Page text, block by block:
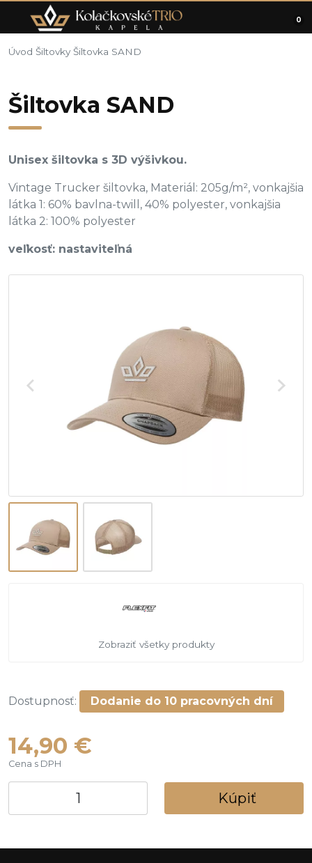
0
Úvod Šiltovky Šiltovka SAND
Zobraziť všetky produkty
Šiltovka SAND
Unisex šiltovka s 3D výšivkou.
Vintage Trucker šiltovka, Materiál: 205g/m², vonkajšia
látka 1: 60% bavlna-twill, 40% polyester, vonkajšia
látka 2: 100% polyester
veľkosť: nastaviteľná
Dostupnosť: Dodanie do 10 pracovných dní
14,90 €
Cena s DPH
Kúpiť